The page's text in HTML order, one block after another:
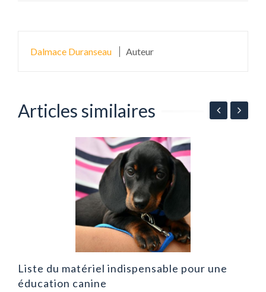
Dalmace Duranseau Auteur
Articles similaires
Liste du matériel indispensable pour une
éducation canine